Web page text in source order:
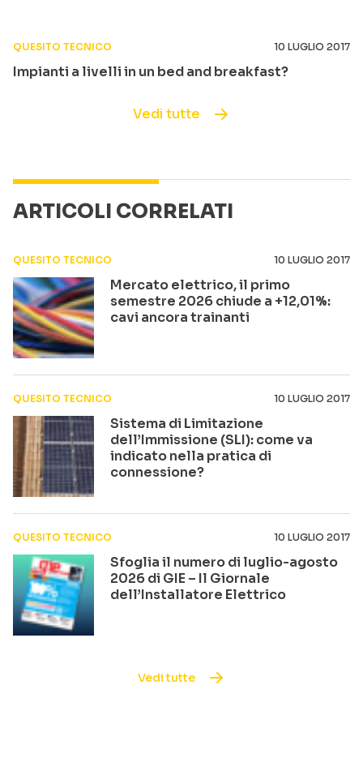
QUESITO TECNICO 10 LUGLIO 2017
Impianti a livelli in un bed and breakfast?
Vedi tutte
ARTICOLI CORRELATI
QUESITO TECNICO 10 LUGLIO 2017
Mercato elettrico, il primo
semestre 2026 chiude a +12,01%:
cavi ancora trainanti
QUESITO TECNICO 10 LUGLIO 2017
Sistema di Limitazione
dell’Immissione (SLI): come va
indicato nella pratica di
connessione?
QUESITO TECNICO 10 LUGLIO 2017
Sfoglia il numero di luglio-agosto
2026 di GIE – Il Giornale
dell’Installatore Elettrico
Vedi tutte